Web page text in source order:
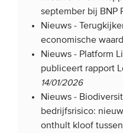
september bij BNP
Nieuws -
economische
Nieuws - Platform
publiceert rapport
14/01/2026
Nieuws -
bedrijfsrisico:
onthult kloof